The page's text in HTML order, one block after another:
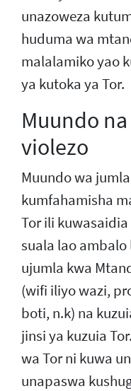
unazoweza
huduma wa
malalamiko yao
ya kutoka ya Tor.
Muundo
violezo
Muundo wa
kumfahamisha
Tor ili
suala lao
ujumla kwa
(wifi iliyo wazi,
boti, n.k) na
jinsi ya kuzuia
wa Tor ni kuwa
unapaswa